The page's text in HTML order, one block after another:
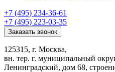
+7 (495) 234-36-61
+7 (495) 223-03-35
Заказать звонок
125315, г. Москва,
вн. тер. г. муниципальный
Ленинградский, дом 68,